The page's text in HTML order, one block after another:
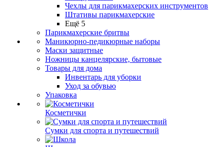
Чехлы для парикмахерских инструментов
Штативы парикмахерские
Ещё 5
Парикмахерские бритвы
Маникюрно-педикюрные наборы
Маски защитные
Ножницы канцелярские, бытовые
Товары для дома
Инвентарь для уборки
Уход за обувью
Упаковка
Косметички
Сумки для спорта и путешествий